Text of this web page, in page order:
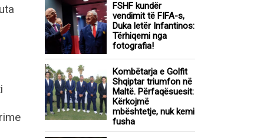
FSHF kundër
vendimit të FIFA-s,
Duka letër Infantinos:
Tërhiqemi nga
fotografia!
Kombëtarja e Golfit
Shqiptar triumfon në
Maltë. Përfaqësuesit:
Kërkojmë
mbështetje, nuk kemi
fusha